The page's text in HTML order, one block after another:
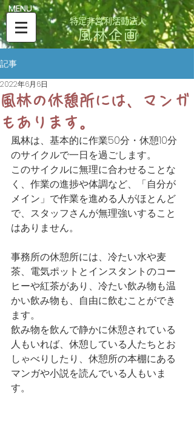
​MENU
特定非営利活動法人
風林企画
記事
風林の休憩所には、マンガ
もあります。
2022年6月6日
風林は、基本的に作業50分・休憩10分
のサイクルで一日を過ごします。
このサイクルに無理に合わせることな
く、作業の進捗や体調など、「自分が
メイン」で作業を進める人がほとんど
で、スタッフさんが無理強いすること
はありません。
事務所の休憩所には、冷たい水や麦
茶、電気ポットとインスタントのコー
ヒーや紅茶があり、冷たい飲み物も温
かい飲み物も、自由に飲むことができ
ます。
飲み物を飲んで静かに休憩されている
人もいれば、休憩している人たちとお
しゃべりしたり、休憩所の本棚にある
マンガや小説を読んでいる人もいま
す。